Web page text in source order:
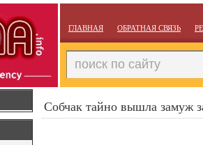
ГЛАВНАЯ ОБРАТНАЯ СВЯЗЬ
Собчак тайно вышла замуж